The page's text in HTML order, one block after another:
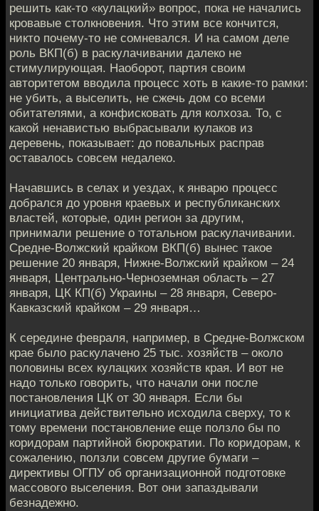
решить как-то «кулацкий» вопрос, пока не начались
кровавые столкновения. Что этим все кончится,
никто почему-то не сомневался. И на самом деле
роль ВКП(б) в раскулачивании далеко не
стимулирующая. Наоборот, партия своим
авторитетом вводила процесс хоть в какие-то рамки:
не убить, а выселить, не сжечь дом со всеми
обитателями, а конфисковать для колхоза. То, с
какой ненавистью выбрасывали кулаков из
деревень, показывает: до повальных расправ
оставалось совсем недалеко.
Начавшись в селах и уездах, к январю процесс
добрался до уровня краевых и республиканских
властей, которые, один регион за другим,
принимали решение о тотальном раскулачивании.
Средне-Волжский крайком ВКП(б) вынес такое
решение 20 января, Нижне-Волжский крайком – 24
января, Центрально-Черноземная область – 27
января, ЦК КП(б) Украины – 28 января, Северо-
Кавказский крайком – 29 января…
К середине февраля, например, в Средне-Волжском
крае было раскулачено 25 тыс. хозяйств – около
половины всех кулацких хозяйств края. И вот не
надо только говорить, что начали они после
постановления ЦК от 30 января. Если бы
инициатива действительно исходила сверху, то к
тому времени постановление еще ползло бы по
коридорам партийной бюрократии. По коридорам, к
сожалению, ползли совсем другие бумаги –
директивы ОГПУ об организационной подготовке
массового выселения. Вот они запаздывали
безнадежно.